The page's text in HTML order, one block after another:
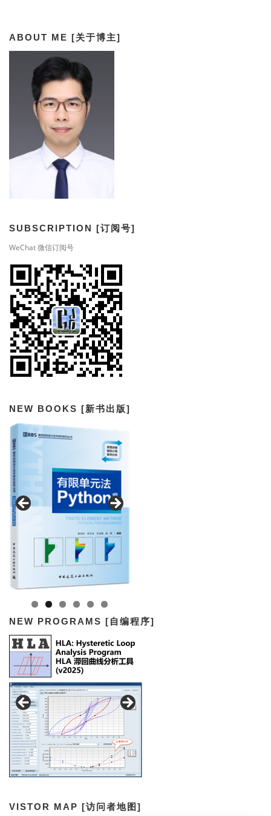
ABOUT ME [关于博主]
SUBSCRIPTION [订阅号]
WeChat 微信订阅号
NEW BOOKS [新书出版]
NEW PROGRAMS [自编程序]
VISTOR MAP [访问者地图]